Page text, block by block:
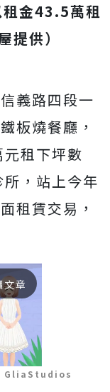
金43.5萬租
提供）
義路四段一
板燒餐廳，
租下坪數
，站上今年
租賃交易，
文章
GliaStudios